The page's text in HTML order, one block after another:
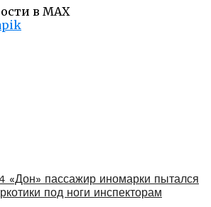
в MAX
«Дон» пассажир иномарки пытался
под ноги инспекторам